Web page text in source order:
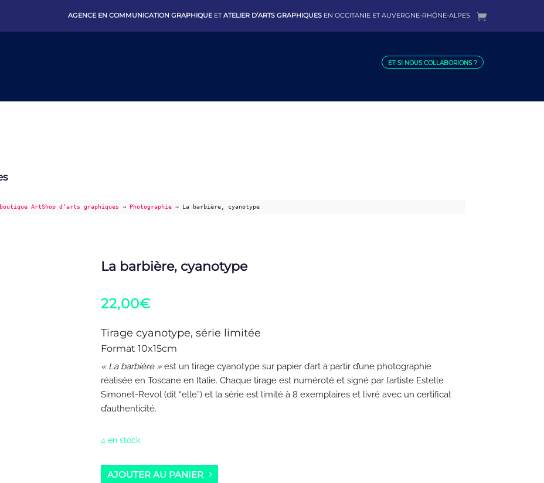
AGENCE EN COMMUNICATION GRAPHIQUEETATELIER D’ARTS GRAPHIQUESEN OCCITANIE ET AUVERGNE-RHÔNE-ALPES
Mega
ET SI NOUS COLLABORIONS ?
ArtShop d’arts graphiques → Photographie → La barbière, cyanotype
La barbière, cyanotype
22,00€
Tirage cyanotype, série limitée
Format 10x15cm
« La barbière »est un tirage cyanotype sur papier d’art à partir d’une photographie
réalisée en Toscane en Italie. Chaque tirage est numéroté et signé par l’artiste Estelle
Simonet-Revol (dit “elle”) et la série est limité à 8 exemplaires et livré avec un certificat
d’authenticité.
4 en stock
AJOUTER AU PANIER